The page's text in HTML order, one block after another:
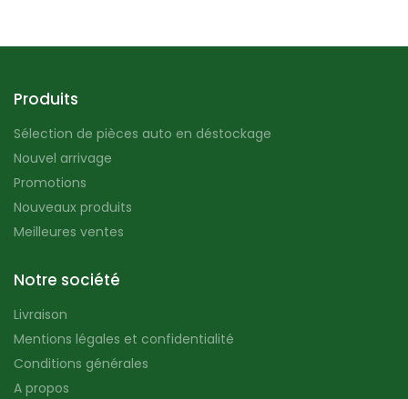
Produits
Sélection de pièces auto en déstockage
Nouvel arrivage
Promotions
Nouveaux produits
Meilleures ventes
Notre société
Livraison
Mentions légales et confidentialité
Conditions générales
A propos